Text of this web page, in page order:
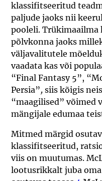
klassifitseeritud
paljude jaoks nii
pooleli. Trükimaailma
põlvkonna jaoks
väljavalitutele
vaadata kas või
“Final Fantasy 5”,
Persia”, siis kõigis
“maagilised” võimed
mängijale edumaa
Mitmed märgid
klassifitseeritud,
viis on muutumas.
lootusrikkalt juba